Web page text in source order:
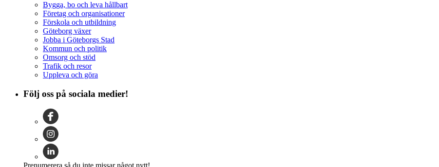
Bygga, bo och leva hållbart
Företag och organisationer
Förskola och utbildning
Göteborg växer
Jobba i Göteborgs Stad
Kommun och politik
Omsorg och stöd
Trafik och resor
Uppleva och göra
Följ oss på sociala medier!
Prenumerera så du inte missar något nytt!